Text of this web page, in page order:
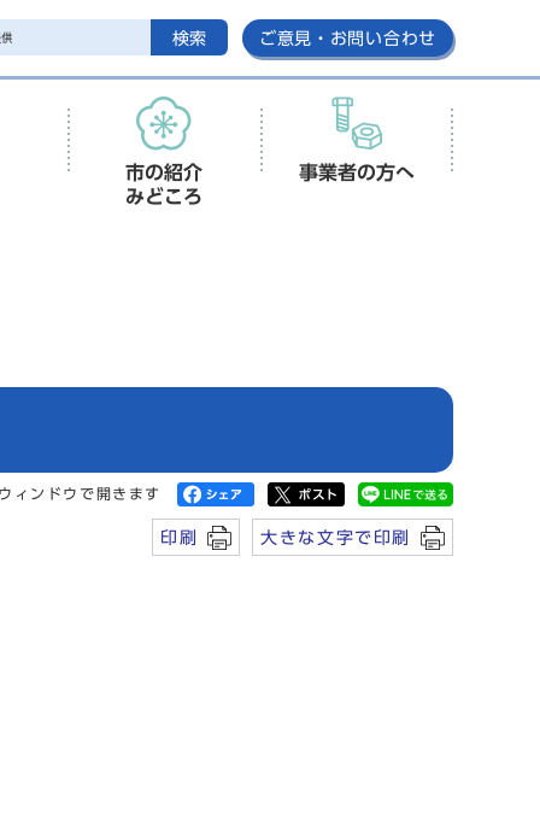
検索 ご意見・お問い合わせ
市の紹介
みどころ
事業者の方へ
ィンドウで開きます
印刷 大きな文字で印刷